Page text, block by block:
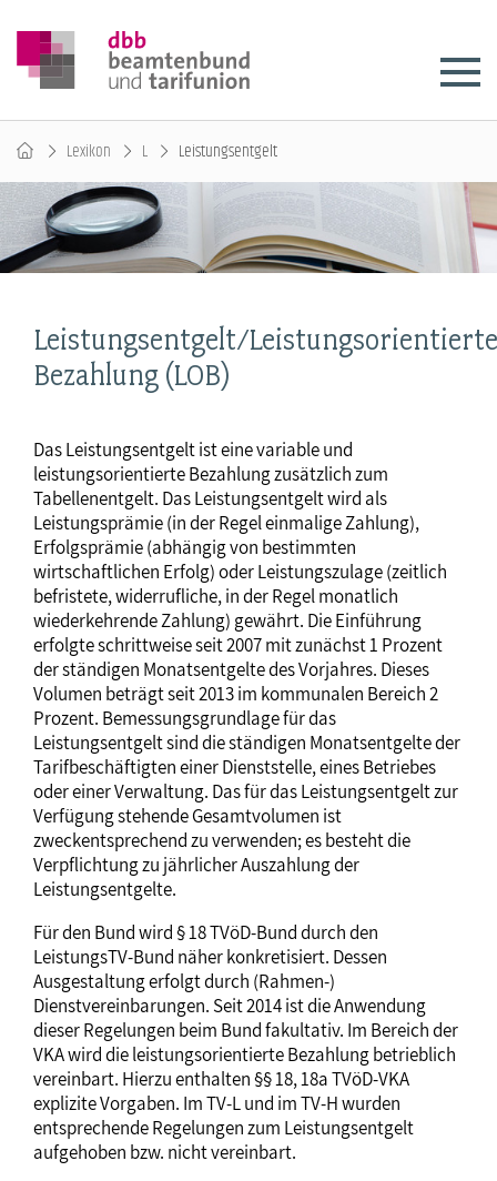
Lexikon L Leistungsentgelt
Leistungsentgelt/Leistungsorientierte
Bezahlung (LOB)
Das Leistungsentgelt ist eine variable und
leistungsorientierte Bezahlung zusätzlich zum
Tabellenentgelt. Das Leistungsentgelt wird als
Leistungsprämie (in der Regel einmalige Zahlung),
Erfolgsprämie (abhängig von bestimmten
wirtschaftlichen Erfolg) oder Leistungszulage (zeitlich
befristete, widerrufliche, in der Regel monatlich
wiederkehrende Zahlung) gewährt. Die Einführung
erfolgte schrittweise seit 2007 mit zunächst 1 Prozent
der ständigen Monatsentgelte des Vorjahres. Dieses
Volumen beträgt seit 2013 im kommunalen Bereich 2
Prozent. Bemessungsgrundlage für das
Leistungsentgelt sind die ständigen Monatsentgelte der
Tarifbeschäftigten einer Dienststelle, eines Betriebes
oder einer Verwaltung. Das für das Leistungsentgelt zur
Verfügung stehende Gesamtvolumen ist
zweckentsprechend zu verwenden; es besteht die
Verpflichtung zu jährlicher Auszahlung der
Leistungsentgelte.
Für den Bund wird § 18 TVöD-Bund durch den
LeistungsTV-Bund näher konkretisiert. Dessen
Ausgestaltung erfolgt durch (Rahmen-)
Dienstvereinbarungen. Seit 2014 ist die Anwendung
dieser Regelungen beim Bund fakultativ. Im Bereich der
VKA wird die leistungsorientierte Bezahlung betrieblich
vereinbart. Hierzu enthalten §§ 18, 18a TVöD-VKA
explizite Vorgaben. Im TV-L und im TV-H wurden
entsprechende Regelungen zum Leistungsentgelt
aufgehoben bzw. nicht vereinbart.